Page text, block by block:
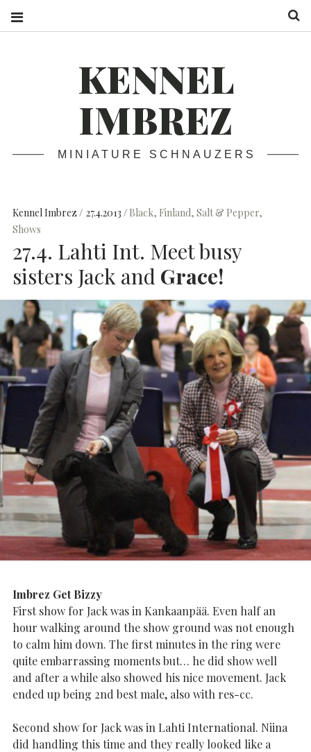
KENNEL
IMBREZ
MINIATURE SCHNAUZERS
Kennel Imbrez 27.4.2013 Black, Finland, Salt & Pepper,
Shows
27.4. Lahti Int. Meet busy
sisters Jack and Grace!
Imbrez Get Bizzy
First show for Jack was in Kankaanpää. Even half an
hour walking around the show ground was not enough
to calm him down. The first minutes in the ring were
quite embarrassing moments but… he did show well
and after a while also showed his nice movement. Jack
ended up being 2nd best male, also with res-cc.
Second show for Jack was in Lahti International. Niina
did handling this time and they really looked like a